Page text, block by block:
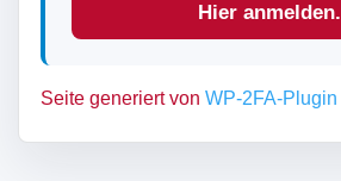
Hier anmelden.
Seite generiert von WP-2FA-Plugin